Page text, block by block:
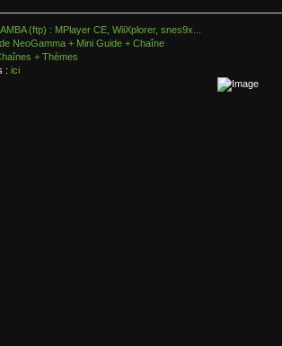
(ftp) : MPlayer CE, WiiXplorer, snes9x...
NeoGamma + Mini Guide + Chaîne
+ Thèmes
: ici